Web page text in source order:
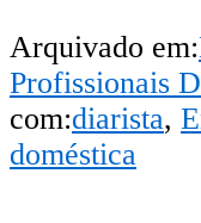
Arquivado em:
Profissionais
com:diarista,
doméstica